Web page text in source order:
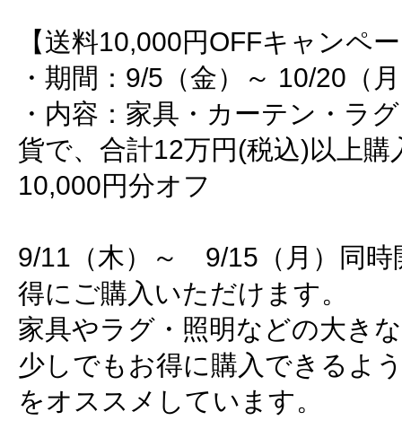
【送料10,000円OFFキャンペ
・期間：9/5（金）～ 10/20（
・内容：家具・カーテン・ラ
貨で、合計12万円(税込)以上購
10,000円分オフ
9/11（木）～ 9/15（月）同時
得にご購入いただけます。
家具やラグ・照明などの大き
少しでもお得に購入できるよ
をオススメしています。